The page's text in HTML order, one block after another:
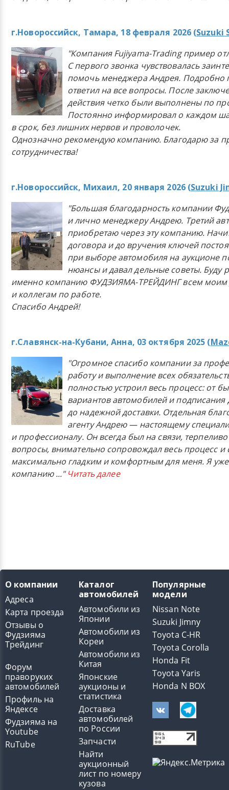
г.Новороссийск, Тамара, 18 февраля 2026 (Suzuki
"Компания Fujiyama-Trading пример
С первого звонка чувствовалась
помочь менеджера Андрея. Подробно
ответил на все вопросы. После
действия четко были выполнены по
Постоянно информировал о каждом
в срок, без лишних нервов и проволочек.
Однозначно рекомендую компанию. Благодарю за
сотрудничества!
г.Новороссийск, Михаил, 20 января 2026 (Suzuki
"Большая благодарность компании
и лично менеджеру Андрею. Третий
приобретаю через эту компанию.
договора и до вручения ключей
при выборе автомобиля на аукционе
нюансы и давал дельные советы. Буду
именно компанию ФУДЗИЯМА-ТРЕЙДИНГ всем моим
и коллегам по работе.
Спасибо Андрей!
г.Славянск-на-Кубани, Анна, 03 октября 2025 (
"Огромное спасибо компании за
работу и выполнение всех
полностью устроил весь процесс: от
вариантов автомобилей и подписания
до надежной доставки. Отдельная
агенту Андрею — настоящему
и профессионалу. Он всегда был на связи,
вопросы, внимательно сопровождал весь процесс и
максимально гладким и комфортным для меня. Я
компанию..." Читать далее
О компании
Адреса
Карта проезда
Отзывы о
Фудзияма
Трейдинг
Форум
праворуких
автомобилей
Профиль на
Яндексе
Фудзияма на
Youtube
RuTube
Каталог
автомобилей
Автомобили из
Японии
Автомобили из
Кореи
Автомобили из
Китая
Японские
аукционы и
статистика
Доставка
автомобилей
по России
Запчасти
Найти
аукционный
лист по номеру
кузова
Популярные
модели
Nissan Note
Suzuki Jimny
Toyota C-HR
Toyota Corolla
Honda Fit
Toyota Yaris
Honda N BOX